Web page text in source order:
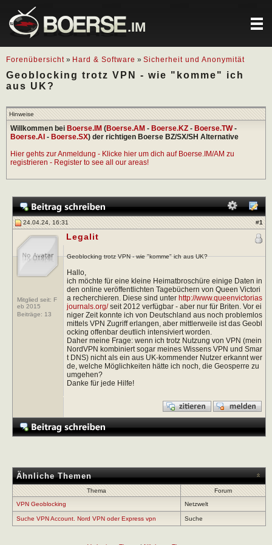
.IM
Forenübersicht » Hard & Software » Sicherheit und Anonymität
Geoblocking trotz VPN - wie "komme" ich
aus UK?
Hinweise
Willkommen bei Boerse.IM (Boerse.AM - Boerse.KZ - Boerse.TW-
Boerse.AI - Boerse.SX) der richtigen Boerse BZ/SX/SH Alternative
Hier gehts zur Anmeldung - Klicke hier um dich auf Boerse.IM/AM zu
registrieren - Register to see all our areas!
24.04.24, 16:31 #1
Mitglied seit: F
eb 2015
Beiträge: 13
Legalit
Geoblocking trotz VPN - wie "komme" ich aus UK?
Hallo,
ich möchte für eine kleine Heimatbroschüre einige Daten in
den online veröffentlichten Tagebüchern von Queen Victori
a recherchieren. Diese sind unter http://www.queenvictorias
journals.org/seit 2012 verfügbar - aber nur für Briten. Vor ei
niger Zeit konnte ich von Deutschland aus noch problemlos
mittels VPN Zugriff erlangen, aber mittlerweile ist das Geobl
ocking offenbar deutlich intensiviert worden.
Daher meine Frage: wenn ich trotz Nutzung von VPN (mein
NordVPN kombiniert sogar meines Wissens VPN und Smar
t DNS) nicht als ein aus UK-kommender Nutzer erkannt wer
de, welche Möglichkeiten hätte ich noch, die Geosperre zu
umgehen?
Danke für jede Hilfe!
Ähnliche Themen
Thema
Forum
VPN Geoblocking
Netzwelt
Suche VPN Account. Nord VPN oder Express vpn Suche